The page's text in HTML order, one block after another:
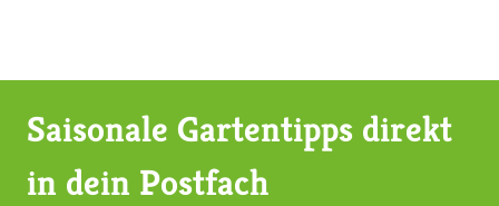
Saisonale Gartentipps direkt
in dein Postfach